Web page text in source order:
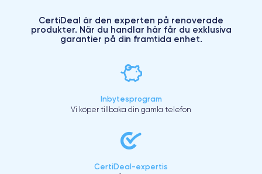
CertiDeal är den experten på renoverade
produkter. När du handlar här får du exklusiva
garantier på din framtida enhet.
Inbytesprogram
Vi köper tillbaka din gamla telefon
CertiDeal-expertis